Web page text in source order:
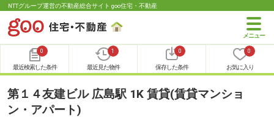
NTTグループ運営の不動産総合サイト goo住宅・不動産
0
最近検索した条件
1
最近見た物件
0
保存した条件
0
お気に入り
第１４友建ビル 広島駅 1K 賃貸(賃貸マンショ
ン・アパート)